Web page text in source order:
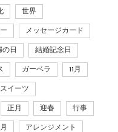
世界
メッセージカード
の日 結婚記念日
ガーベラ 11月
スイーツ
正月 迎春 行事
アレンジメント